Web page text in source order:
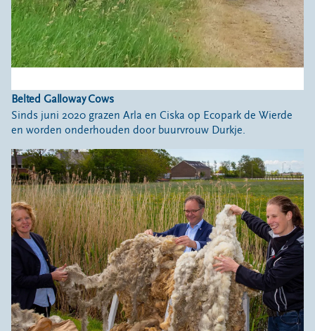
Belted Galloway Cows
Sinds juni 2020 grazen Arla en Ciska op Ecopark de Wierde
en worden onderhouden door buurvrouw Durkje.